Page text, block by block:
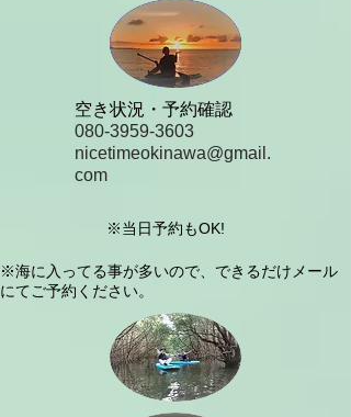
空き状況・予約確認
080-3959-3603
nicetimeokinawa@gmail.
com
※当日予約もOK!
※海に入ってる事が多いので、できるだけメール
にてご予約ください。